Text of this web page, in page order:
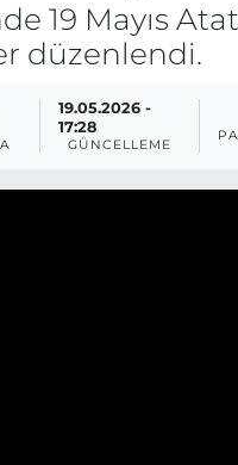
19 Mayıs
düzenlendi.
19.05.2026 -
17:28
GÜNCELLEME